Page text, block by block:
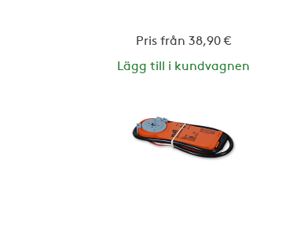
Pris från 38,90 €
Lägg till i kundvagnen